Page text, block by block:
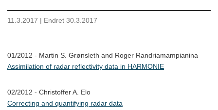
11.3.2017 | Endret 30.3.2017
01/2012 - Martin S. Grønsleth and Roger Randriamampianina
Assimilation of radar reflectivity data in HARMONIE
02/2012 - Christoffer A. Elo
Correcting and quantifying radar data